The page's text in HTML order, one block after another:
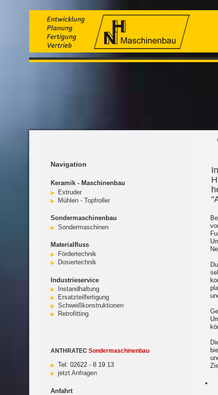
Navigation
Keramik - Maschinenbau
Extruder
Mühlen - Topfroller
Sondermaschinenbau
Sondermaschinen
Materialfluss
Fördertechnik
Dosiertechnik
Industrieservice
Instandhaltung
Ersatzteilfertigung
Schweißkonstruktionen
Retrofitting
ANTHRATECSondermaschinenbau
Tel: 02622 - 8 19 13
jetzt Anfragen
Anfahrt